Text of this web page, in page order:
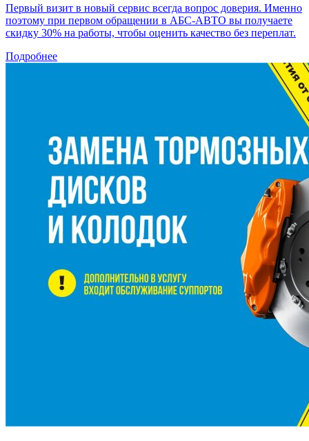
Первый визит в новый сервис всегда вопрос доверия. Именно
поэтому при первом обращении в АБС-АВТО вы получаете
скидку 30% на работы, чтобы оценить качество без переплат.
Подробнее